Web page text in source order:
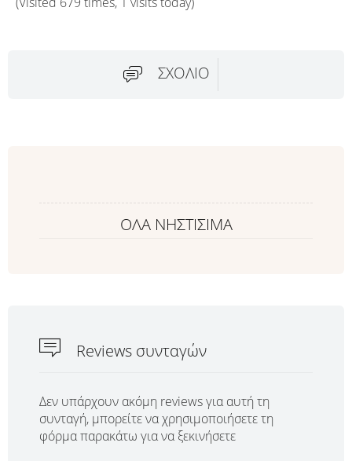
ΣΧΌΛΙΟ
ΟΛΑ ΝΗΣΤΙΣΙΜΑ
Reviews συνταγών
Δεν υπάρχουν ακόμη reviews για αυτή τη
συνταγή, μπορείτε να χρησιμοποιήσετε τη
φόρμα παρακάτω για να ξεκινήσετε